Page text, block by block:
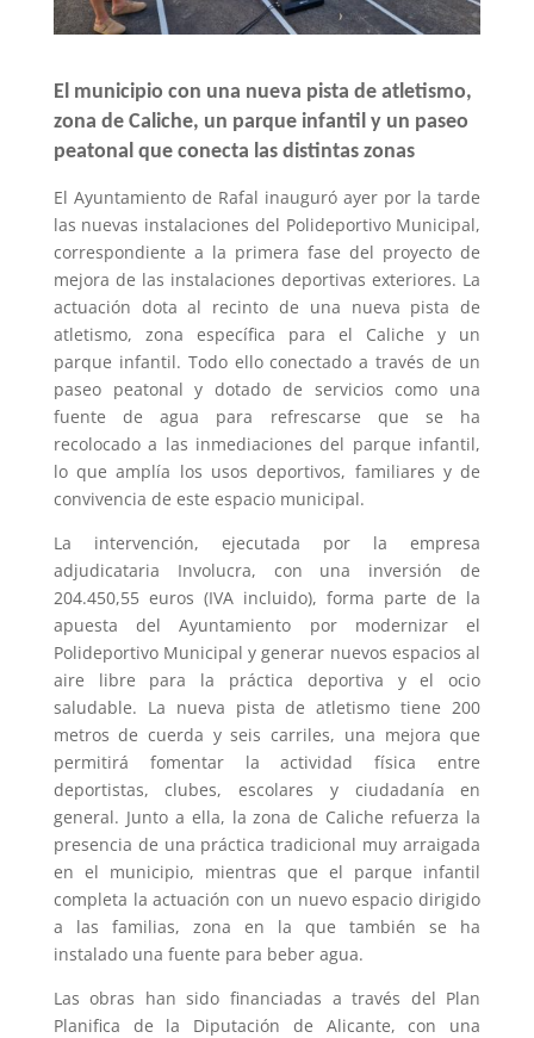
El municipio con una nueva pista de atletismo,
zona de Caliche, un parque infantil y un paseo
peatonal que conecta las distintas zonas
El Ayuntamiento de Rafal inauguró ayer por la tarde
las nuevas instalaciones del Polideportivo Municipal,
correspondiente a la primera fase del proyecto de
mejora de las instalaciones deportivas exteriores. La
actuación dota al recinto de una nueva pista de
atletismo, zona específica para el Caliche y un
parque infantil. Todo ello conectado a través de un
paseo peatonal y dotado de servicios como una
fuente de agua para refrescarse que se ha
recolocado a las inmediaciones del parque infantil,
lo que amplía los usos deportivos, familiares y de
convivencia de este espacio municipal.
La intervención, ejecutada por la empresa
adjudicataria Involucra, con una inversión de
204.450,55 euros (IVA incluido), forma parte de la
apuesta del Ayuntamiento por modernizar el
Polideportivo Municipal y generar nuevos espacios al
aire libre para la práctica deportiva y el ocio
saludable. La nueva pista de atletismo tiene 200
metros de cuerda y seis carriles, una mejora que
permitirá fomentar la actividad física entre
deportistas, clubes, escolares y ciudadanía en
general. Junto a ella, la zona de Caliche refuerza la
presencia de una práctica tradicional muy arraigada
en el municipio, mientras que el parque infantil
completa la actuación con un nuevo espacio dirigido
a las familias, zona en la que también se ha
instalado una fuente para beber agua.
Las obras han sido financiadas a través del Plan
Planifica de la Diputación de Alicante, con una